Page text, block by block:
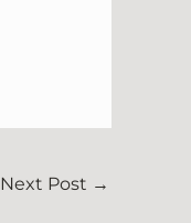
Next Post →